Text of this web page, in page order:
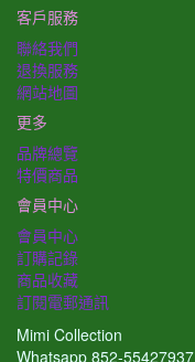
客戶服務
聯絡我們
退換服務
網站地圖
更多
品牌總覽
特價商品
會員中心
會員中心
訂購記錄
商品收藏
訂閱電郵通訊
Mimi Collection
Whatsapp 852-55427937